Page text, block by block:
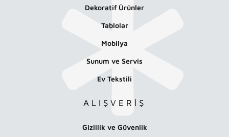
Dekoratif Ürünler
Tablolar
Mobilya
Sunum ve Servis
Ev Tekstili
ALIŞVERİŞ
Gizlilik ve Güvenlik